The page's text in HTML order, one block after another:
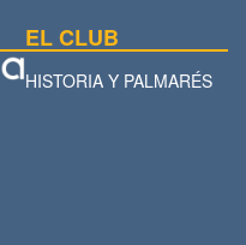
EL CLUB
HISTORIA Y PALMARÉS